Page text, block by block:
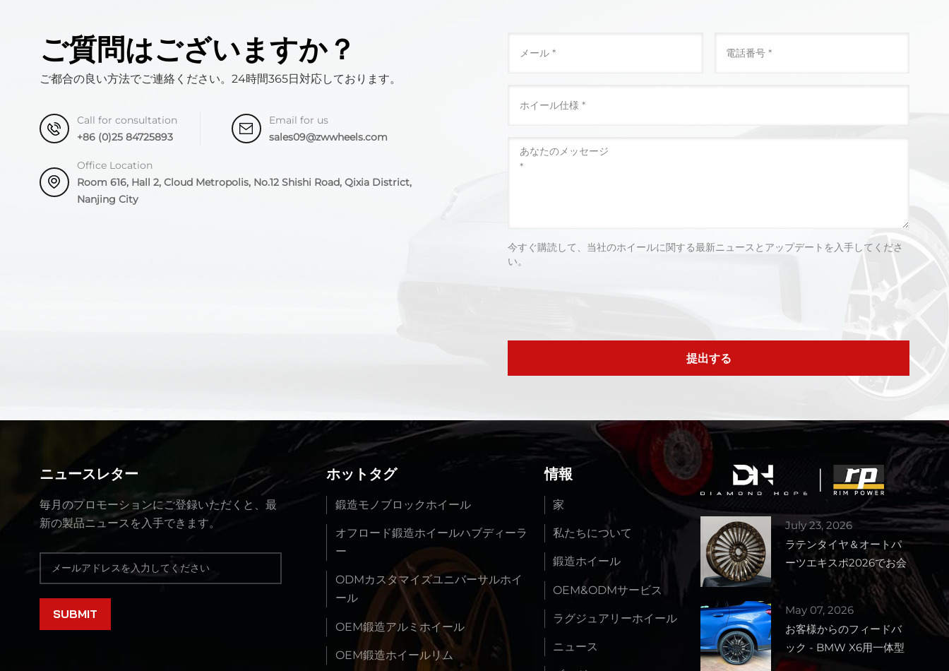
ご質問はございますか？
ご都合の良い方法でご連絡ください。24時間365日対応しております。
Call for consultation
+86 (0)25 84725893
Email for us
sales09@zwwheels.com
Office Location
Room 616, Hall 2, Cloud Metropolis, No.12 Shishi Road, Qixia District,
Nanjing City
今すぐ購読して、当社のホイールに関する最新ニュースとアップデートを入手してくださ
い。
提出する
ニュースレター
毎月のプロモーションにご登録いただくと、最
新の製品ニュースを入手できます。
ホットタグ
鍛造モノブロックホイール
オフロード鍛造ホイールハブディーラ
ー
ODMカスタマイズユニバーサルホイ
ール
OEM鍛造アルミホイール
OEM鍛造ホイールリム
情報
家
私たちについて
鍛造ホイール
OEM&ODMサービス
ラグジュアリーホイール
ニュース
July 23, 2026
ラテンタイヤ＆オートパ
ーツエキスポ2026でお会
いしましょう – ブース番
May 07, 2026
お客様からのフィードバ
ック - BMW X6用一体型
鍛造ホイール